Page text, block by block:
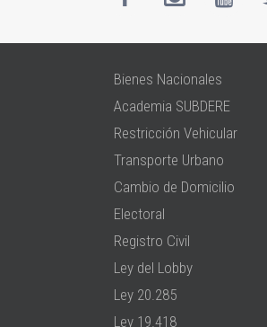
Bienes Nacionales
Academia SUBDERE
Restricción Vehicular
Transporte Urbano
Cambio de Domicilio
Electoral
Registro Civil
Ley del Lobby
Ley 20.285
Ley 19.418